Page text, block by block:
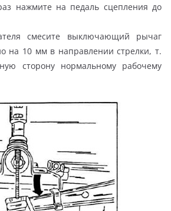
нажмите на педаль сцепления до
смесите выключающий рычаг
на 10 мм в направлении стрелки, т.
сторону нормальному рабочему